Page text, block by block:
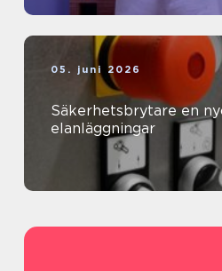
05. juni 2026
Säkerhetsbrytare en nyckel till tryggare
elanläggningar